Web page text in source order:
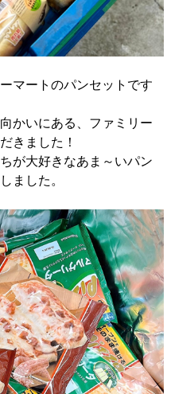
マートのパンセットです
かいにある、ファミリー
きました！
が大好きなあま～いパン
ました。